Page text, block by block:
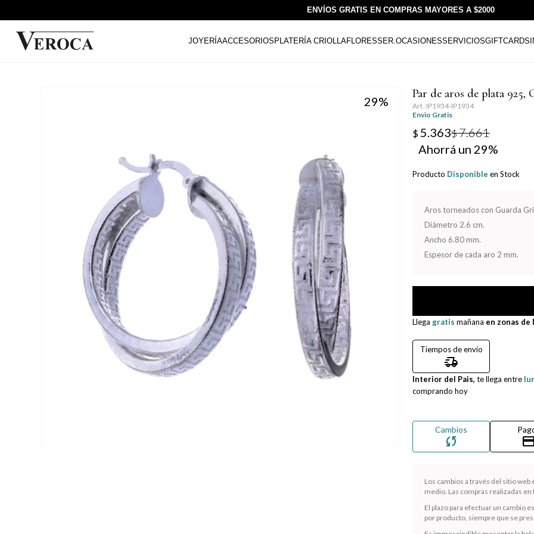
ENVÍOS GRATIS EN COMPRAS MAYORES A $2000
JOYERÍAACCESORIOS PLATERÍA CRIOLLAFLORESSER.OCASIONESSERVICIOSGIFTCARDS
29
Par de aros de plata
IP1934-IP1934
Envio Gratis
$5.363$7.661
29
Producto Disponible en Stock
Aros torneados con Guarda
Diámetro 2.6 cm.
Ancho 6.80 mm.
Espesor de cada aro 2 mm.
Llega gratis mañana en zonas
Tiempos de envío
delivery_truck_speed
Interior del Pais, te llega entre
comprando hoy
Cambios
sync credit_card
Los cambios a través del sitio
medio. Las compras realizadas
El plazo para efectuar un cambio
por producto, siempre que se